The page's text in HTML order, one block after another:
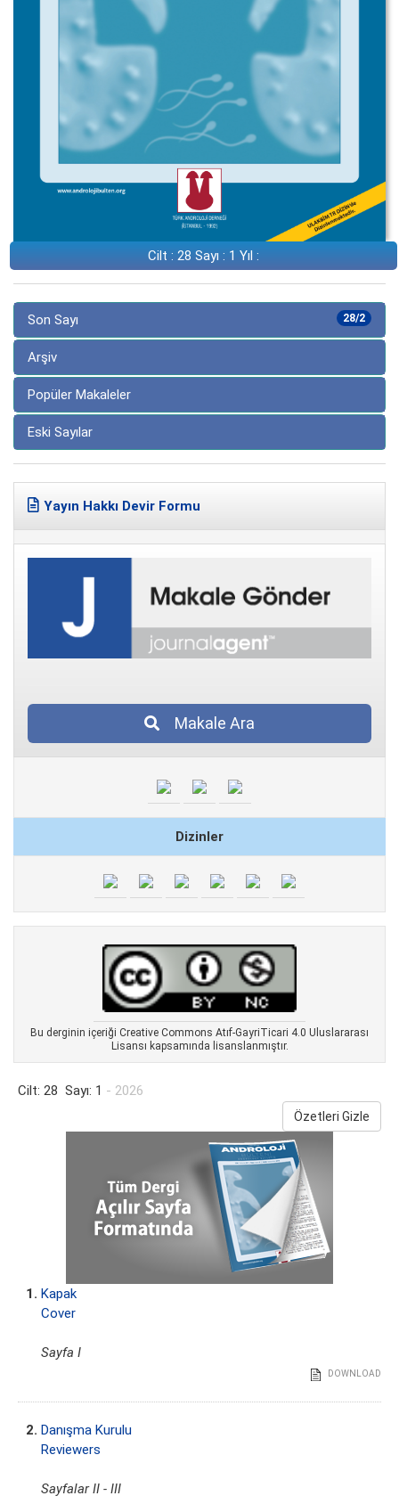
Cilt : 28 Sayı : 1 Yıl :
28/2
Son Sayı
Arşiv
Popüler Makaleler
Eski Sayılar
Yayın Hakkı Devir Formu
Makale Ara
Dizinler
Bu derginin içeriği Creative Commons Atıf-GayriTicari 4.0 Uluslararası
Lisansı kapsamında lisanslanmıştır.
Cilt: 28 Sayı: 1 - 2026
Özetleri Gizle
1. Kapak
Cover
Sayfa I
DOWNLOAD
2. Danışma Kurulu
Reviewers
Sayfalar II - III